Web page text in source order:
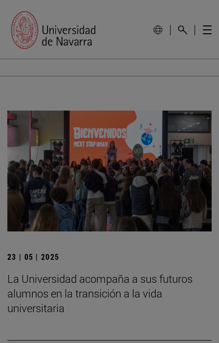
23 | 05 | 2025
La Universidad acompaña a sus futuros
alumnos en la transición a la vida
universitaria